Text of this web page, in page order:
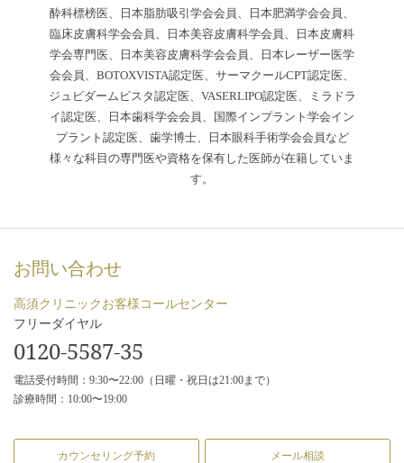
酔科標榜医、日本脂肪吸引学会会員、日本肥満学会会員、
臨床皮膚科学会会員、日本美容皮膚科学会員、日本皮膚科
学会専門医、日本美容皮膚科学会会員、日本レーザー医学
会会員、BOTOXVISTA認定医、サーマクールCPT認定医、
ジュビダームビスタ認定医、VASERLIPO認定医、ミラドラ
イ認定医、日本歯科学会会員、国際インプラント学会イン
プラント認定医、歯学博士、日本眼科手術学会会員など
様々な科目の専門医や資格を保有した医師が在籍していま
す。
お問い合わせ
高須クリニックお客様コールセンター
フリーダイヤル
0120-5587-35
電話受付時間：9:30〜22:00（日曜・祝日は21:00まで）
診療時間：10:00〜19:00
カウンセリング予約 メール相談